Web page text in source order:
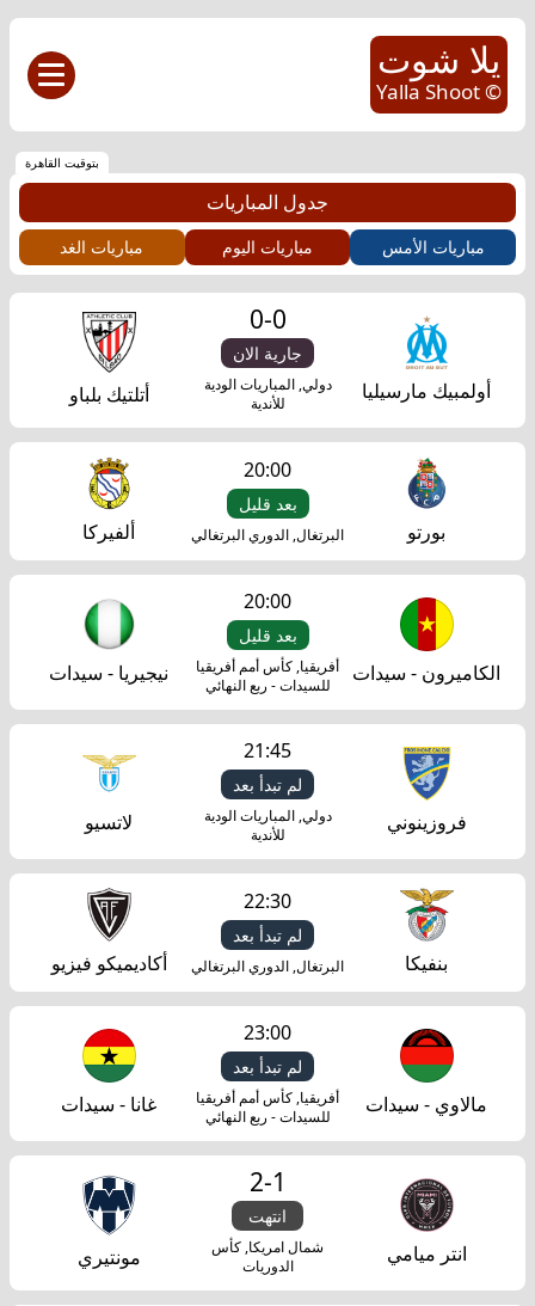
يلا شوت
© Yalla Shoot
بتوقيت القاهرة
جدول المباريات
مباريات الأمس مباريات اليوم مباريات الغد
أولمبيك مارسيليا
0
-
0
جارية الان
دولي, المباريات الودية
للأندية
أتلتيك بلباو
بورتو
20:00
بعد قليل
البرتغال, الدوري البرتغالي ألفيركا
الكاميرون - سيدات
20:00
بعد قليل
أفريقيا, كأس أمم أفريقيا
للسيدات - ربع النهائي
نيجيريا - سيدات
فروزينوني
21:45
لم تبدأ بعد
دولي, المباريات الودية
للأندية
لاتسيو
بنفيكا
22:30
لم تبدأ بعد
البرتغال, الدوري البرتغالي أكاديميكو فيزيو
مالاوي - سيدات
23:00
لم تبدأ بعد
أفريقيا, كأس أمم أفريقيا
للسيدات - ربع النهائي
غانا - سيدات
انتر ميامي
1
-
2
انتهت
شمال امريكا, كأس
الدوريات
مونتيري